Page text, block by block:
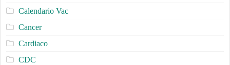
Calendario Vac
Cancer
Cardiaco
CDC